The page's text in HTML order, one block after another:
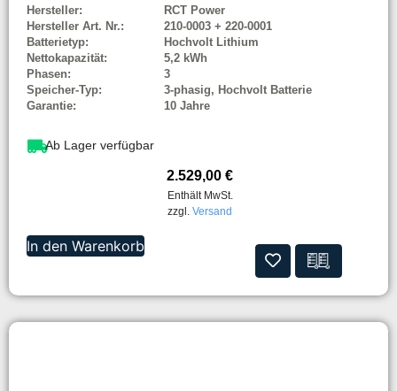
Hersteller:
RCT Power
Hersteller Art. Nr.:
210-0003 + 220-0001
Batterietyp:
Hochvolt Lithium
Nettokapazität:
5,2 kWh
Phasen:
3
Speicher-Typ:
3-phasig, Hochvolt Batterie
Garantie:
10 Jahre
Ab Lager verfügbar
2.529,00 €
Enthält MwSt.
zzgl. Versand
In den Warenkorb